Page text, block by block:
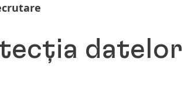
datelor